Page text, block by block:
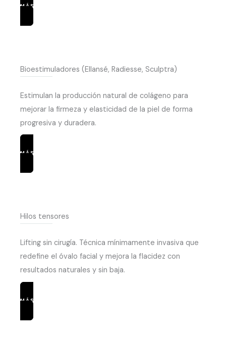
MÁS INFORMACIÓN
Bioestimuladores (Ellansé, Radiesse, Sculptra)
Estimulan la producción natural de colágeno para
mejorar la firmeza y elasticidad de la piel de forma
progresiva y duradera.
MÁS INFORMACIÓN
Hilos tensores
Lifting sin cirugía. Técnica mínimamente invasiva que
redefine el óvalo facial y mejora la flacidez con
resultados naturales y sin baja.
MÁS INFORMACIÓN